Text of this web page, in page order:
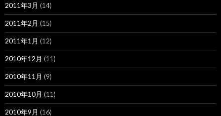
2011年3月 (14)
2011年2月 (15)
2011年1月 (12)
2010年12月 (11)
2010年11月 (9)
2010年10月 (11)
2010年9月 (16)